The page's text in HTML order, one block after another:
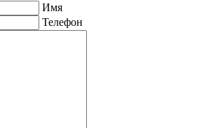
Имя
Телефон